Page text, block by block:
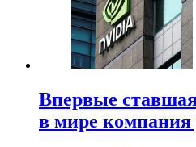
Впервые
в мире компания